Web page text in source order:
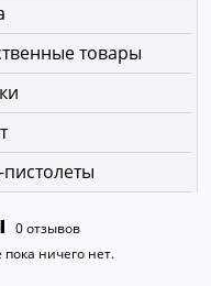
товары
пистолеты
0 отзывов
пока ничего нет.